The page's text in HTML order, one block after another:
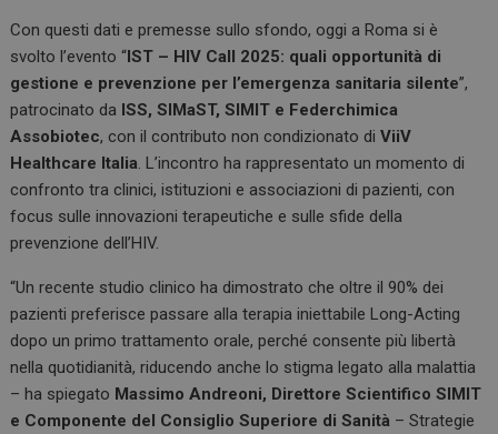
Con questi dati e premesse sullo sfondo, oggi a Roma si è
svolto l’evento “ IST – HIV Call 2025: quali opportunità di
gestione e prevenzione per l’emergenza sanitaria silente”,
patrocinato da ISS, SIMaST, SIMIT e Federchimica
Assobiotec, con il contributo non condizionato diViiV
Healthcare Italia. L’incontro ha rappresentato un momento di
confronto tra clinici, istituzioni e associazioni di pazienti, con
focus sulle innovazioni terapeutiche e sulle sfide della
prevenzione dell’HIV.
“Un recente studio clinico ha dimostrato che oltre il 90% dei
pazienti preferisce passare alla terapia iniettabile Long-Acting
dopo un primo trattamento orale, perché consente più libertà
nella quotidianità, riducendo anche lo stigma legato alla malattia
– ha spiegato Massimo Andreoni, Direttore Scientifico SIMIT
e Componente del Consiglio Superiore di Sanità – Strategie